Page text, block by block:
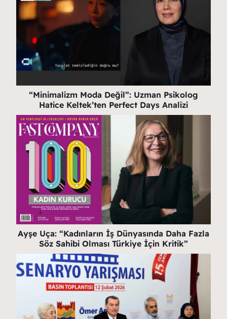
“Minimalizm Moda Değil”: Uzman Psikolog
Hatice Keltek’ten Perfect Days Analizi
Ayşe Uça: “Kadınların İş Dünyasında Daha Fazla
Söz Sahibi Olması Türkiye İçin Kritik”